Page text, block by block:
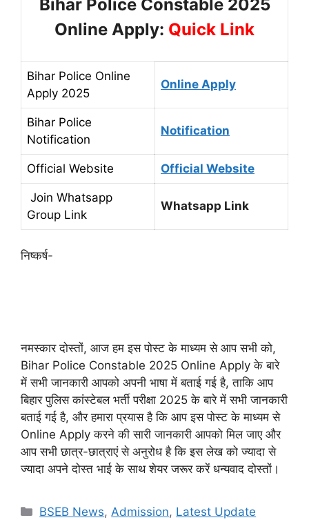
Bihar Police Constable 2025
Online Apply: Quick Link
Bihar Police Online
Apply 2025
Online Apply
Bihar Police
Notification
Notification
Official Website Official Website
Join Whatsapp
Group Link
Whatsapp Link
निष्कर्ष-
नमस्कार दोस्तों, आज हम इस पोस्ट के माध्यम से आप सभी को,
Bihar Police Constable 2025 Online Apply के बारे
में सभी जानकारी आपको अपनी भाषा में बताई गई है, ताकि आप
बिहार पुलिस कांस्टेबल भर्ती परीक्षा 2025 के बारे में सभी जानकारी
बताई गई है, और हमारा प्रयास है कि आप इस पोस्ट के माध्यम से
Online Apply करने की सारी जानकारी आपको मिल जाए और
आप सभी छात्र-छात्राएं से अनुरोध है कि इस लेख को ज्यादा से
ज्यादा अपने दोस्त भाई के साथ शेयर जरूर करें धन्यवाद दोस्तों।
Categories
BSEB News, Admission, Latest Update